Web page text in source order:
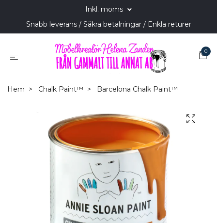
Inkl. moms
Snabb leverans / Säkra betalningar / Enkla returer
0
Hem Chalk Paint™ Barcelona Chalk Paint™